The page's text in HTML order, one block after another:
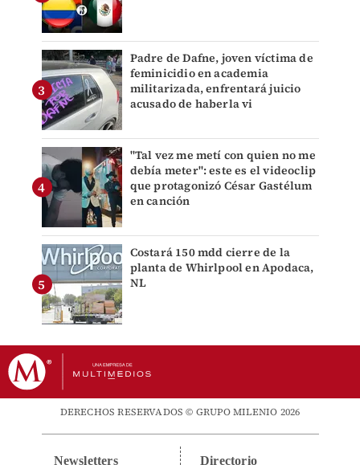
Padre de Dafne, joven víctima de
feminicidio en academia
militarizada, enfrentará juicio
acusado de haberla vi
"Tal vez me metí con quien no me
debía meter": este es el videoclip
que protagonizó César Gastélum
en canción
Costará 150 mdd cierre de la
planta de Whirlpool en Apodaca,
NL
DERECHOS RESERVADOS © GRUPO MILENIO 2026
Newsletters Directorio